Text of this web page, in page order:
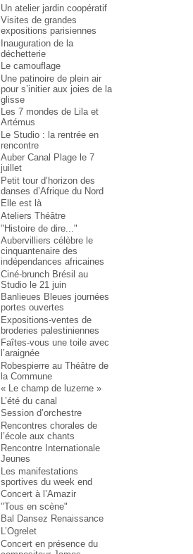
Un atelier jardin coopératif
Visites de grandes
expositions parisiennes
Inauguration de la
déchetterie
Le camouflage
Une patinoire de plein air
pour s’initier aux joies de la
glisse
Les 7 mondes de Lila et
Artémus
Le Studio : la rentrée en
rencontre
Auber Canal Plage le 7
juillet
Petit tour d’horizon des
danses d’Afrique du Nord
Elle est là
Ateliers Théâtre
"Histoire de dire..."
Aubervilliers célèbre le
cinquantenaire des
indépendances africaines
Ciné-brunch Brésil au
Studio le 21 juin
Banlieues Bleues journées
portes ouvertes
Expositions-ventes de
broderies palestiniennes
Faîtes-vous une toile avec
l’araignée
Robespierre au Théâtre de
la Commune
« Le champ de luzerne »
L’été du canal
Session d’orchestre
Rencontres chorales de
l’école aux chants
Rencontre Internationale
Jeunes
Les manifestations
sportives du week end
Concert à l’Amazir
"Tous en scène"
Bal Dansez Renaissance
L’Ogrelet
Concert en présence du